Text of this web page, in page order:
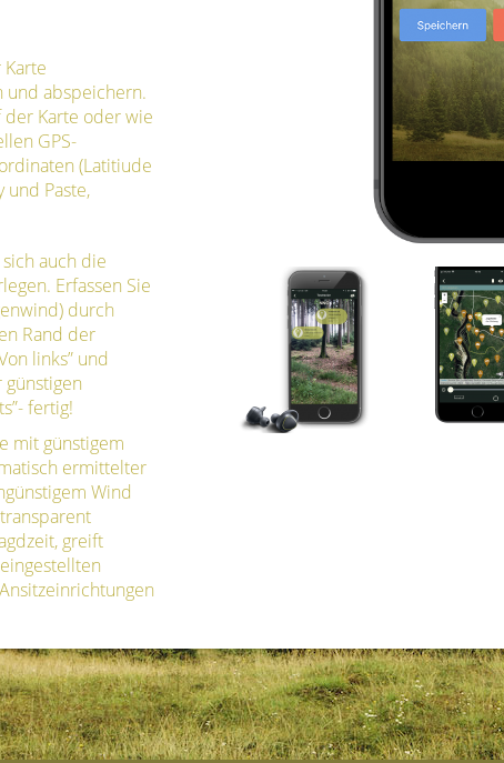
und abspeichern.
Karte oder wie
GPS-
(Latitiude
und Paste,
auch die
Erfassen Sie
durch
Rand der
links” und
fertig!
mit günstigem
ermittelter
Wind
greift